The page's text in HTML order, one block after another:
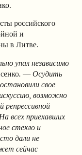
российского
и
в Литве.
упал независимо
. — Осудить
свое
возможно
репрессивной
всех приехавших
стекло и
дали не
сейчас